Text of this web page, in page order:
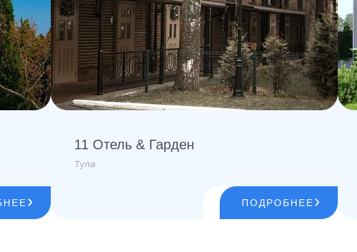
11 Отель & Гарден
Тула
ПОДРОБНЕЕ